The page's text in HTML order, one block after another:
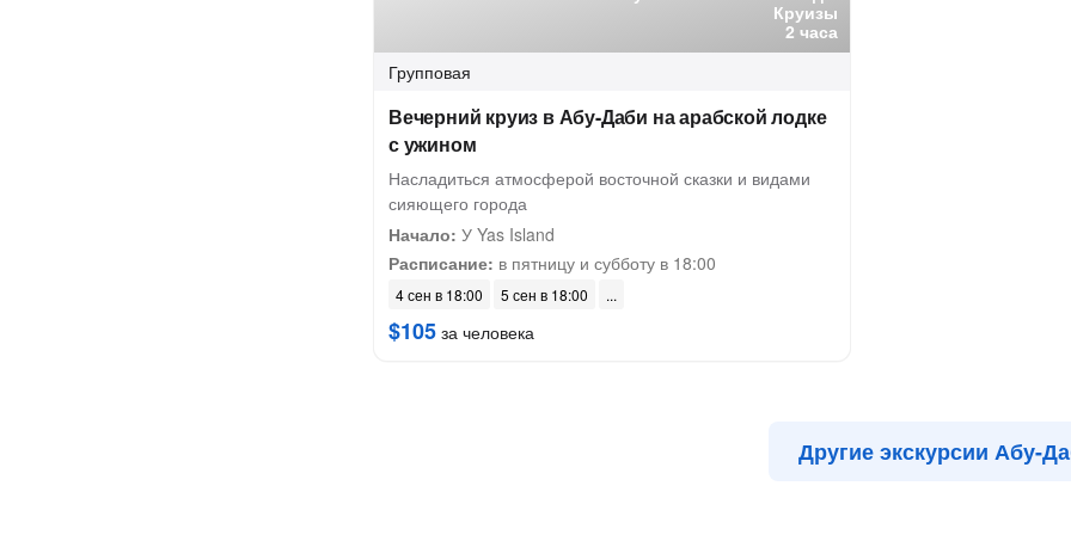
Круизы
2 часа
Групповая
Вечерний круиз в Абу-Даби на арабской лодке
с ужином
Насладиться атмосферой восточной сказки и видами
сияющего города
Начало: У Yas Island
Расписание: в пятницу и субботу в 18:00
4 сен в 18:00 5 сен в 18:00
$105 за человека
Другие экскурсии Абу-